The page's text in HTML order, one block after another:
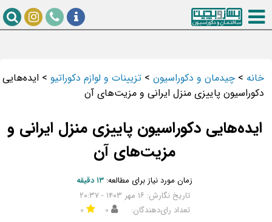
خانه>چیدمان و دکوراسیون>تزیینات و لوازم دکوراتیو>ایده‌هایی
دکوراسیون پاییزی منزل ایرانی و مزیت‌های آن
ایده‌هایی دکوراسیون پاییزی منزل ایرانی و
مزیت‌های آن
زمان مورد نیاز برای مطالعه:۱۳ دقیقه
تاریخ نگارش: ۱۶ مهر ۱۴۰۳ - ۲۰:۳۷
تعداد رای‌دهندگان:
۰ ۰